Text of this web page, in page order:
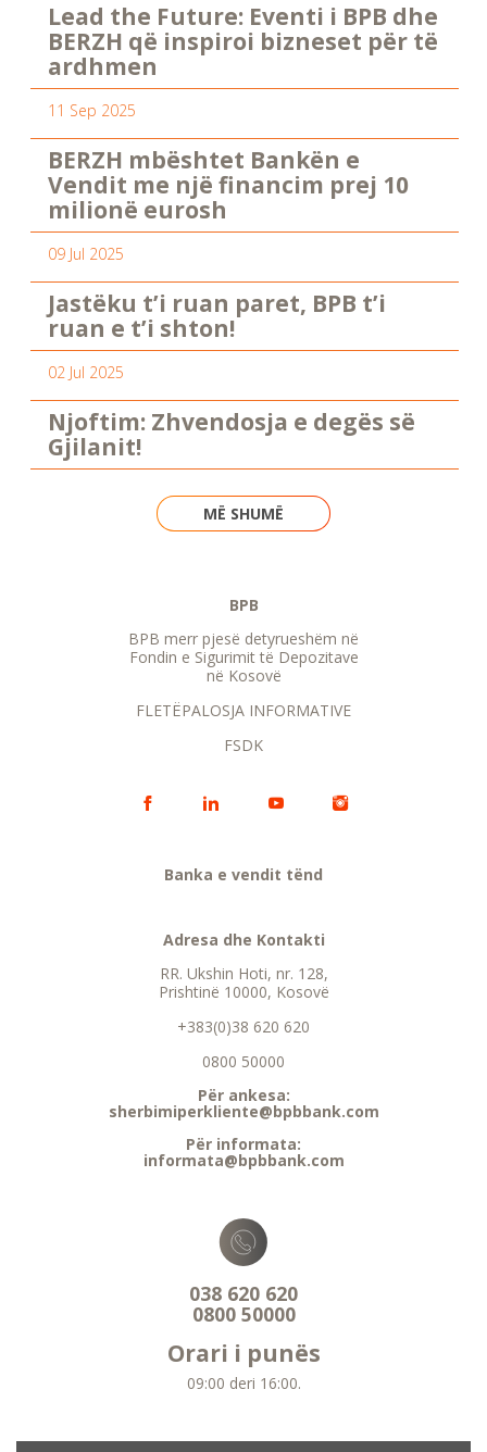
Lead the Future: Eventi i BPB dhe
BERZH që inspiroi bizneset për të
ardhmen
11 Sep 2025
BERZH mbështet Bankën e
Vendit me një financim prej 10
milionë eurosh
09 Jul 2025
Jastëku t’i ruan paret, BPB t’i
ruan e t’i shton!
02 Jul 2025
Njoftim: Zhvendosja e degës së
Gjilanit!
MË SHUMË
BPB
BPB merr pjesë detyrueshëm në
Fondin e Sigurimit të Depozitave
në Kosovë
FLETËPALOSJA INFORMATIVE
FSDK
Banka e vendit tënd
Adresa dhe Kontakti
RR. Ukshin Hoti, nr. 128,
Prishtinë 10000, Kosovë
+383(0)38 620 620
0800 50000
Për ankesa:
sherbimiperkliente@bpbbank.com
Për informata:
informata@bpbbank.com
038 620 620
0800 50000
Orari i punës
09:00 deri 16:00.